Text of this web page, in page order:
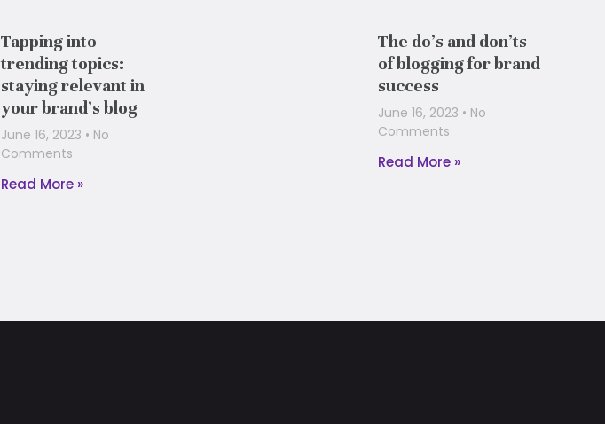
Tapping into
trending topics:
staying relevant in
your brand’s blog
June 16, 2023
No
Comments
Read More »
The do’s and don’ts
of blogging for brand
success
June 16, 2023
No
Comments
Read More »